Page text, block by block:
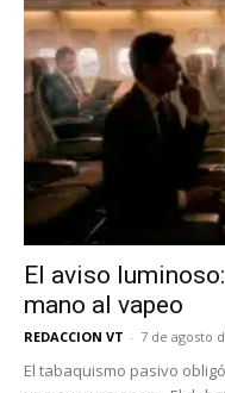
El aviso
mano al vapeo
REDACCION VT - 7 de agosto
El tabaquismo pasivo